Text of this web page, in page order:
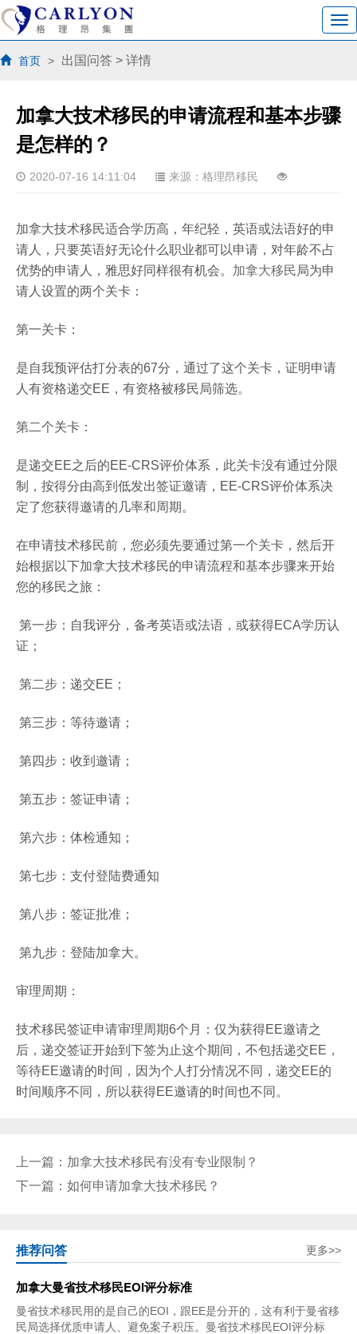
首页 > 出国问答 > 详情
加拿大技术移民的申请流程和基本步骤
是怎样的？
2020-07-16 14:11:04 来源：格理昂移民
加拿大技术移民适合学历高，年纪轻，英语或法语好的申
请人，只要英语好无论什么职业都可以申请，对年龄不占
优势的申请人，雅思好同样很有机会。 加拿大移民局为申
请人设置的两个关卡：
第一关卡：
是自我预评估打分表的67分，通过了这个关卡，证明申请
人有资格递交EE，有资格被移民局筛选。
第二个关卡：
是递交EE之后的EE-CRS评价体系，此关卡没有通过分限
制，按得分由高到低发出签证邀请，EE-CRS评价体系决
定了您获得邀请的几率和周期。
在申请技术移民前，您必须先要通过第一个关卡，然后开
始根据以下加拿大技术移民的申请流程和基本步骤来开始
您的移民之旅：
第一步：自我评分，备考英语或法语，或获得ECA学历认
证；
第二步：递交EE；
第三步：等待邀请；
第四步：收到邀请；
第五步：签证申请；
第六步：体检通知；
第七步：支付登陆费通知
第八步：签证批准；
第九步：登陆加拿大。
审理周期：
技术移民签证申请审理周期6个月：仅为获得EE邀请之
后，递交签证开始到下签为止这个期间，不包括递交EE，
等待EE邀请的时间，因为个人打分情况不同，递交EE的
时间顺序不同，所以获得EE邀请的时间也不同。
上一篇： 加拿大技术移民有没有专业限制？
下一篇： 如何申请加拿大技术移民？
推荐问答 更多>>
加拿大曼省技术移民EOI评分标准
曼省技术移民用的是自己的EOI，跟EE是分开的，这有利于曼省移
民局选择优质申请人、避免案子积压。曼省技术移民EOI评分标